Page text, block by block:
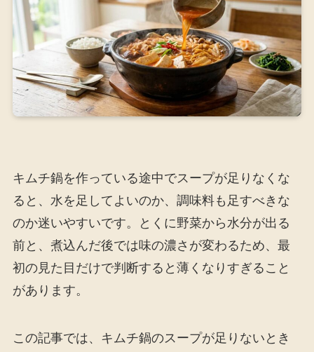
キムチ鍋を作っている途中でスープが足りなくな
ると、水を足してよいのか、調味料も足すべきな
のか迷いやすいです。とくに野菜から水分が出る
前と、煮込んだ後では味の濃さが変わるため、最
初の見た目だけで判断すると薄くなりすぎること
があります。
この記事では、キムチ鍋のスープが足りないとき